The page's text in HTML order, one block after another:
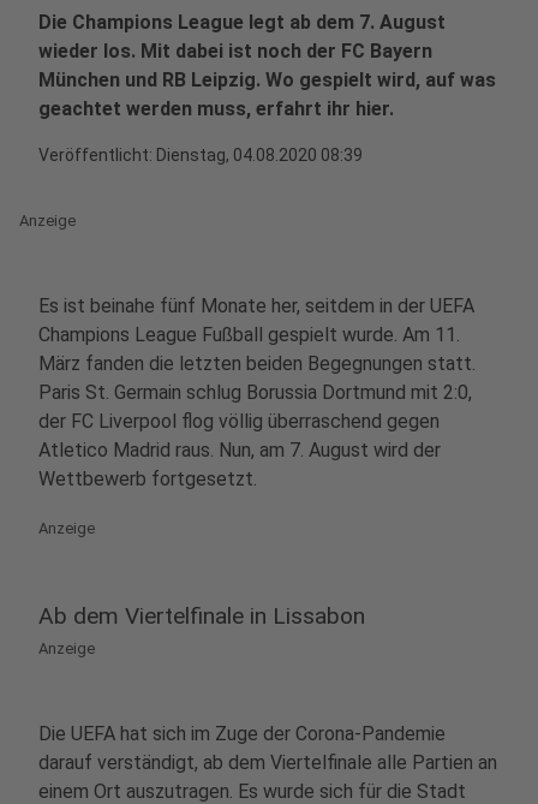
Die Champions League legt ab dem 7. August
wieder los. Mit dabei ist noch der FC Bayern
München und RB Leipzig. Wo gespielt wird, auf was
geachtet werden muss, erfahrt ihr hier.
Veröffentlicht: Dienstag, 04.08.2020 08:39
Anzeige
Es ist beinahe fünf Monate her, seitdem in der UEFA
Champions League Fußball gespielt wurde. Am 11.
März fanden die letzten beiden Begegnungen statt.
Paris St. Germain schlug Borussia Dortmund mit 2:0,
der FC Liverpool flog völlig überraschend gegen
Atletico Madrid raus. Nun, am 7. August wird der
Wettbewerb fortgesetzt.
Anzeige
Ab dem Viertelfinale in Lissabon
Anzeige
Die UEFA hat sich im Zuge der Corona-Pandemie
darauf verständigt, ab dem Viertelfinale alle Partien an
einem Ort auszutragen. Es wurde sich für die Stadt